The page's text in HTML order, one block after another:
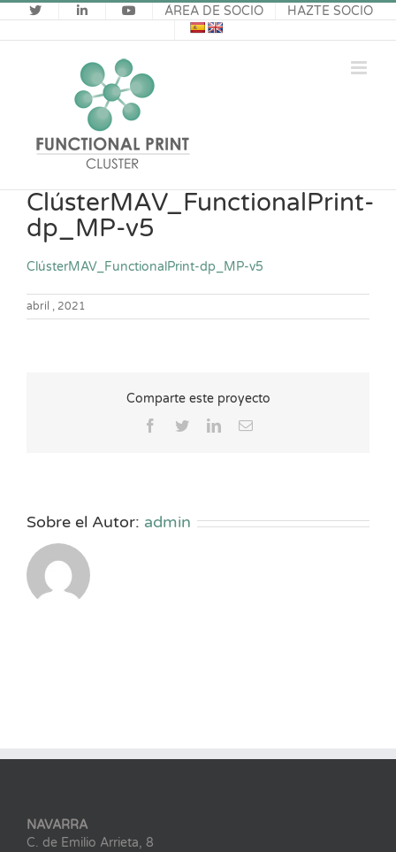
Saltar
al
contenido
ÁREA DE SOCIO HAZTE SOCIO
ClústerMAV_FunctionalPrint-
dp_MP-v5
ClústerMAV_FunctionalPrint-dp_MP-v5
abril , 2021
Comparte este proyecto
Facebook
TwitterLinkedInCorreo
Sobre el Autor: admin
NAVARRA
C. de Emilio Arrieta, 8